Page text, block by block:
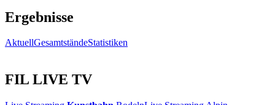
Ergebnisse
AktuellGesamtständeStatistiken
FIL LIVE TV